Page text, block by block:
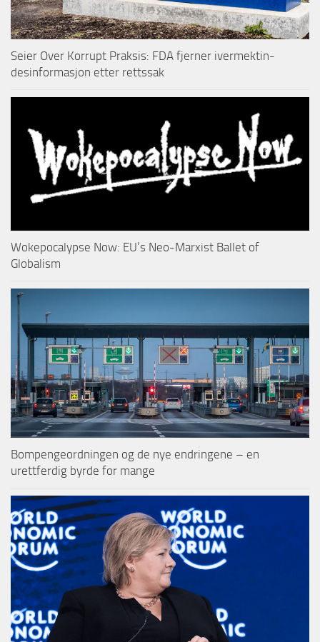
Seier Over Korrupt Praksis: FDA fjerner ivermektin-
desinformasjon etter rettssak
Wokepocalypse Now: EU’s Neo-Marxist Ballet of
Globalism
Bompengeordningen og de nye endringene – en
urettferdig byrde for mange